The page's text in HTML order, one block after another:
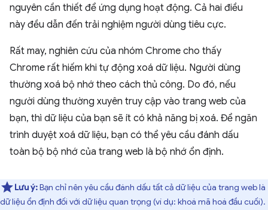
nguyên cần thiết để ứng dụng hoạt động. Cả hai điều
này đều dẫn đến trải nghiệm người dùng tiêu cực.
Rất may, nghiên cứu của nhóm Chrome cho thấy
Chrome rất hiếm khi tự động xoá dữ liệu. Người dùng
thường xoá bộ nhớ theo cách thủ công. Do đó, nếu
người dùng thường xuyên truy cập vào trang web của
bạn, thì dữ liệu của bạn sẽ ít có khả năng bị xoá. Để ngăn
trình duyệt xoá dữ liệu, bạn có thể yêu cầu đánh dấu
toàn bộ bộ nhớ của trang web là bộ nhớ ổn định.
Lưu ý:Bạn chỉ nên yêu cầu đánh dấu tất cả dữ liệu của trang web là
dữ liệu ổn định đối với dữ liệu quan trọng (ví dụ: khoá mã hoá đầu cuối).